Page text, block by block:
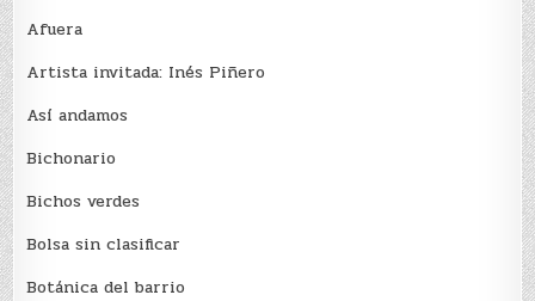
Afuera
Artista invitada: Inés Piñero
Así andamos
Bichonario
Bichos verdes
Bolsa sin clasificar
Botánica del barrio